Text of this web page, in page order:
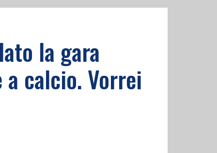
la gara
a calcio. Vorrei